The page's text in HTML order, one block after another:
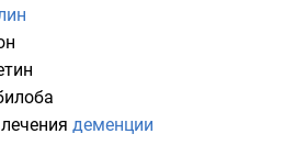
деменции